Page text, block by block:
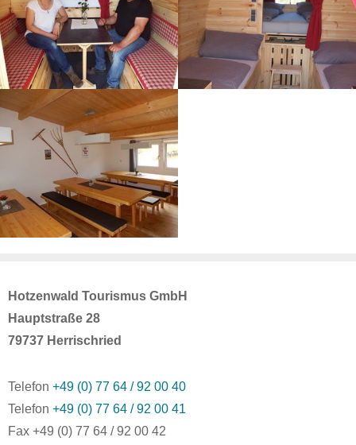
Hotzenwald Tourismus GmbH
Hauptstraße 28
79737 Herrischried
Telefon +49 (0) 77 64 / 92 00 40
Telefon +49 (0) 77 64 / 92 00 41
Fax +49 (0) 77 64 / 92 00 42